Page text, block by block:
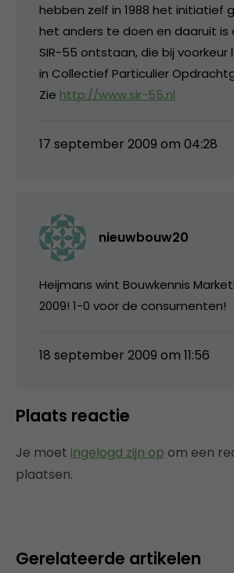
hebben zelf in 1988 het initiatief
het anders te doen en daaruit is
SIR-55 ontstaan, die bij voorkeur
in Collectief Particulier
Zie http://www.sir-55.nl
17 september 2009 om 04:28
nieuwbouw20
Heijmans wint Bouwkennis
2009! 1-0 voor de consumenten!
18 september 2009 om 11:56
Plaats reactie
Je moet ingelogd zijn op om een
plaatsen.
Gerelateerde artikelen